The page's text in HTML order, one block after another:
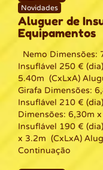
Novidades
Aluguer de
Equipamentos
Nemo Dimensões:
Insuflável 250 €
5.40m (CxLxA)
Girafa Dimensões:
Insuflável 210 €
Dimensões: 6,30m
Insuflável 190 €
x 3.2m (CxLxA)
Continuação